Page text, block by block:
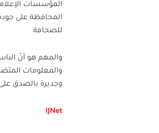
المؤسسات
المحافظة على
للصحافة.
والمهم هو أنّ
والمعلومات
وجديرة بالصدق
IJNet